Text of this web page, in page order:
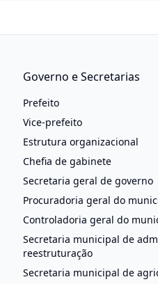
Governo e Secretarias
Prefeito
Vice-prefeito
Estrutura organizacional
Chefia de gabinete
Secretaria geral de governo
Procuradoria geral do
Controladoria geral do
Secretaria municipal de
reestruturação
Secretaria municipal de